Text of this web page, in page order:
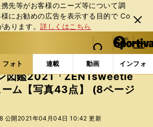
先等がお客様のニーズ等について調
にお勧めの広告を表⽰する⽬的で Co
あります。詳しくはこちら
閉じ
る
web Sportiva (webスポルティーバ)
検索
マイペ
ー
ジ
メニュ
フォト 連載 動画 インフォ
ー スポーツビーナスギャラリー レ
図鑑2021「ZENTsweetie
ム【写真43点】 (8ページ
公開 2021年04月04日 10:42 更新